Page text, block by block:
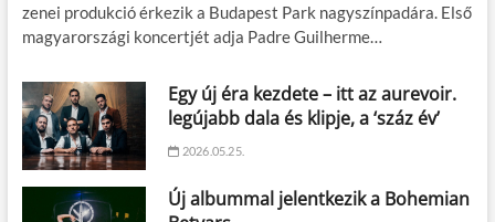
zenei produkció érkezik a Budapest Park nagyszínpadára. Első
magyarországi koncertjét adja Padre Guilherme…
Egy új éra kezdete – itt az aurevoir.
legújabb dala és klipje, a ‘száz év’
2026.05.25.
Új albummal jelentkezik a Bohemian